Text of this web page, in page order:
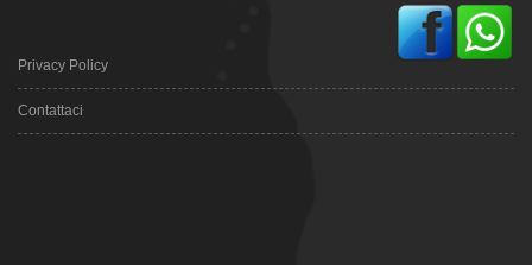
Privacy Policy
Contattaci